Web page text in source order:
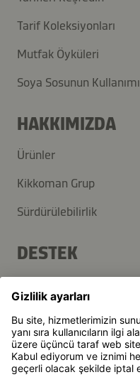
Tarif Koleksiyonları
Mutfak Öyküleri
Soya Sosunun Kullanımı
HAKKIMIZDA
Ürünler
Kikkoman Grup
Sürdürülebilirlik
DESTEK
İletişim
Haber Bülteni